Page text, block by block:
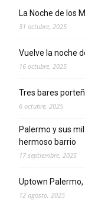
La Noche de los
31 octubre, 2025
Vuelve la noche
16 octubre, 2025
Tres bares
6 octubre, 2025
Palermo y sus
hermoso barrio
17 septiembre, 2025
Uptown
12 agosto, 2025